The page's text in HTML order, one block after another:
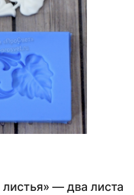
— два листа